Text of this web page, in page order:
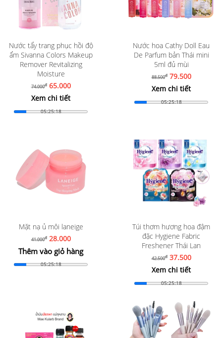
Nước tẩy trang phục hồi độ
ẩm Sivanna Colors Makeup
Remover Revitalizing
Moisture
74.000đ65.000
Xem chi tiết
05:25:16
Nước hoa Cathy Doll Eau
De Parfum bản Thái mini
5ml đủ mùi
88.500đ79.500
Xem chi tiết
05:25:16
Mặt nạ ủ môi laneige
41.000đ28.000
Thêm vào giỏ hàng
05:25:16
Túi thơm hương hoa đậm
đặc Hygiene Fabric
Freshener Thái Lan
42.500đ37.500
Xem chi tiết
05:25:16